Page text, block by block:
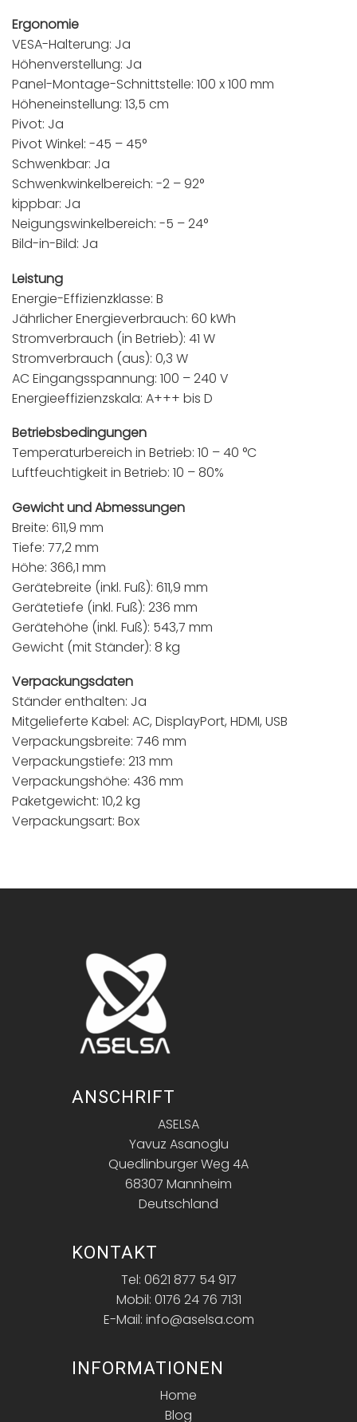
Ergonomie
VESA-Halterung: Ja
Höhenverstellung: Ja
Panel-Montage-Schnittstelle: 100 x 100 mm
Höheneinstellung: 13,5 cm
Pivot: Ja
Pivot Winkel: -45 – 45°
Schwenkbar: Ja
Schwenkwinkelbereich: -2 – 92°
kippbar: Ja
Neigungswinkelbereich: -5 – 24°
Bild-in-Bild: Ja
Leistung
Energie-Effizienzklasse: B
Jährlicher Energieverbrauch: 60 kWh
Stromverbrauch (in Betrieb): 41 W
Stromverbrauch (aus): 0,3 W
AC Eingangsspannung: 100 – 240 V
Energieeffizienzskala: A+++ bis D
Betriebsbedingungen
Temperaturbereich in Betrieb: 10 – 40 °C
Luftfeuchtigkeit in Betrieb: 10 – 80%
Gewicht und Abmessungen
Breite: 611,9 mm
Tiefe: 77,2 mm
Höhe: 366,1 mm
Gerätebreite (inkl. Fuß): 611,9 mm
Gerätetiefe (inkl. Fuß): 236 mm
Gerätehöhe (inkl. Fuß): 543,7 mm
Gewicht (mit Ständer): 8 kg
Verpackungsdaten
Ständer enthalten: Ja
Mitgelieferte Kabel: AC, DisplayPort, HDMI, USB
Verpackungsbreite: 746 mm
Verpackungstiefe: 213 mm
Verpackungshöhe: 436 mm
Paketgewicht: 10,2 kg
Verpackungsart: Box
ANSCHRIFT
ASELSA
Yavuz Asanoglu
Quedlinburger Weg 4A
68307 Mannheim
Deutschland
KONTAKT
Tel: 0621 877 54 917
Mobil: 0176 24 76 7131
E-Mail: info@aselsa.com
INFORMATIONEN
Home
Blog